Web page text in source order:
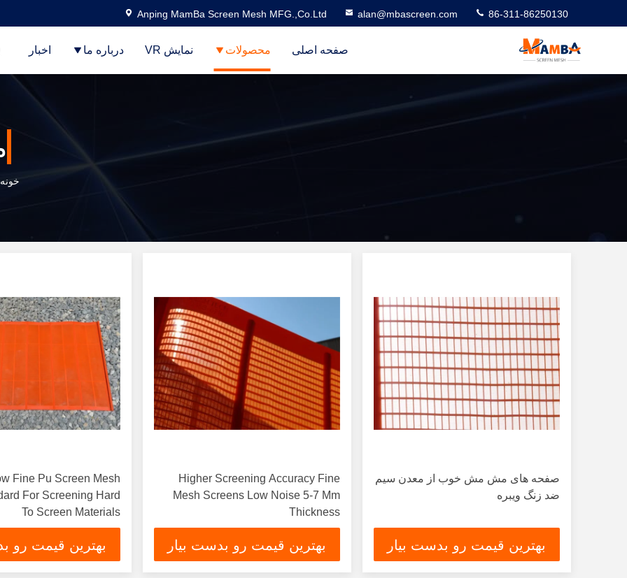
Anping MamBa Screen Mesh MFG.,Co.Ltd alan@mbascreen.com 86-311-86250130
صفحه اصلی محصولات نمایش VR درباره ما اخبار
خونه
صفحه های مش مش خوب از معدن سیم
ضد زنگ ویبره
بهترین قیمت رو بدست بیار
Higher Screening Accuracy Fine
Mesh Screens Low Noise 5-7 Mm
Thickness
بهترین قیمت رو بدست بیار
For Screening Hard
To Screen Materials
بهترین قیمت رو